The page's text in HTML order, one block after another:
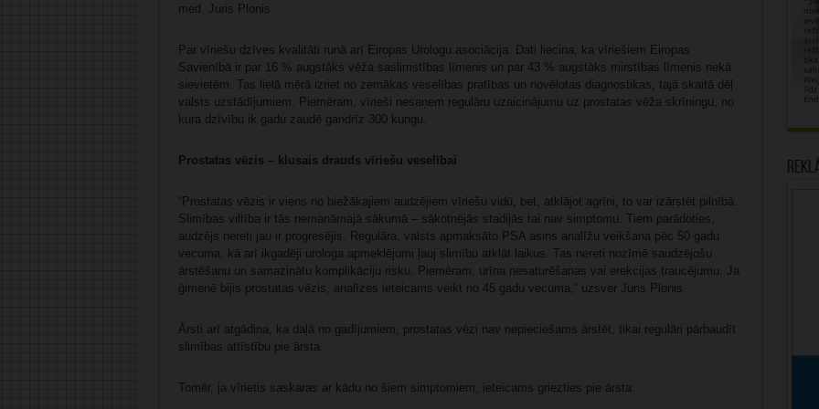
med. Juris Plonis.
Par vīriešu dzīves kvalitāti runā arī Eiropas Urologu asociācija. Dati liecina, ka vīriešiem Eiropas
Savienībā ir par 16 % augstāks vēža saslimstības līmenis un par 43 % augstāks mirstības līmenis nekā
sievietēm. Tas lielā mērā izriet no zemākas veselības pratības un novēlotas diagnostikas, tajā skaitā dēļ
valsts uzstādījumiem. Piemēram, vīrieši nesaņem regulāru uzaicinājumu uz prostatas vēža skrīningu, no
kura dzīvību ik gadu zaudē gandrīz 300 kungu.
Prostatas vēzis – klusais drauds vīriešu veselībai
“Prostatas vēzis ir viens no biežākajiem audzējiem vīriešu vidū, bet, atklājot agrīni, to var izārstēt pilnībā.
Slimības viltība ir tās nemanāmajā sākumā – sākotnējās stadijās tai nav simptomu. Tiem parādoties,
audzējs nereti jau ir progresējis. Regulāra, valsts apmaksāto PSA asins analīžu veikšana pēc 50 gadu
vecuma, kā arī ikgadēji urologa apmeklējumi ļauj slimību atklāt laikus. Tas nereti nozīmē saudzējošu
ārstēšanu un samazinātu komplikāciju risku. Piemēram, urīna nesaturēšanas vai erekcijas traucējumu. Ja
ģimenē bijis prostatas vēzis, analīzes ieteicams veikt no 45 gadu vecuma,” uzsver Juris Plonis.
Ārsti arī atgādina, ka daļā no gadījumiem, prostatas vēzi nav nepieciešams ārstēt, tikai regulāri pārbaudīt
slimības attīstību pie ārsta.
Tomēr, ja vīrietis saskaras ar kādu no šiem simptomiem, ieteicams griezties pie ārsta: